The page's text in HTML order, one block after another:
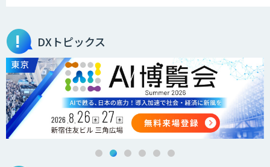
ローカルLLM×RAG「Cosnex」
DXセカンドオピニオン
DXトピックス